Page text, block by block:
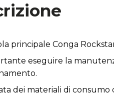
principale Conga
eseguire la
dei materiali di